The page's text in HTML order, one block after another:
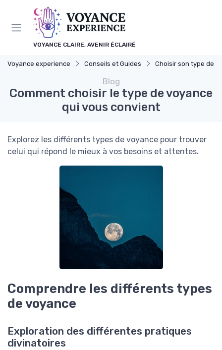
VOYANCE CLAIRE, AVENIR ÉCLAIRÉ
Voyance experience Conseils et Guides Choisir son type de
Blog
Comment choisir le type de voyance
qui vous convient
Explorez les différents types de voyance pour trouver
celui qui répond le mieux à vos besoins et attentes.
Comprendre les différents types
de voyance
Exploration des différentes pratiques
divinatoires
Panneau de gestion des cookies